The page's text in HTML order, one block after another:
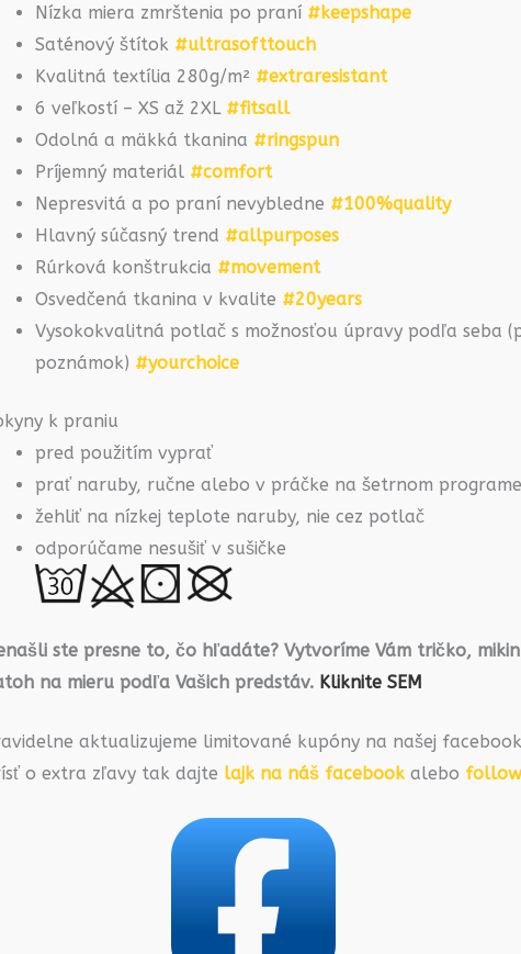
Nízka miera zmrštenia po praní #keepshape
Saténový štítok #ultrasofttouch
Kvalitná textília 280g/m² #extraresistant
6 veľkostí – XS až 2XL #fitsall
Odolná a mäkká tkanina #ringspun
Príjemný materiál #comfort
Nepresvitá a po praní nevybledne #100%quality
Hlavný súčasný trend #allpurposes
Rúrková konštrukcia #movement
Osvedčená tkanina v kvalite #20years
Vysokokvalitná potlač s možnosťou úpravy podľa seba
poznámok) #yourchoice
k praniu
pred použitím vyprať
prať naruby, ručne alebo v práčke na šetrnom programe
žehliť na nízkej teplote naruby, nie cez potlač
odporúčame nesušiť v sušičke
ste presne to, čo hľadáte? Vytvoríme Vám tričko,
na mieru podľa Vašich predstáv. Kliknite SEM
aktualizujeme limitované kupóny na našej
o extra zľavy tak dajte lajk na náš facebook alebo